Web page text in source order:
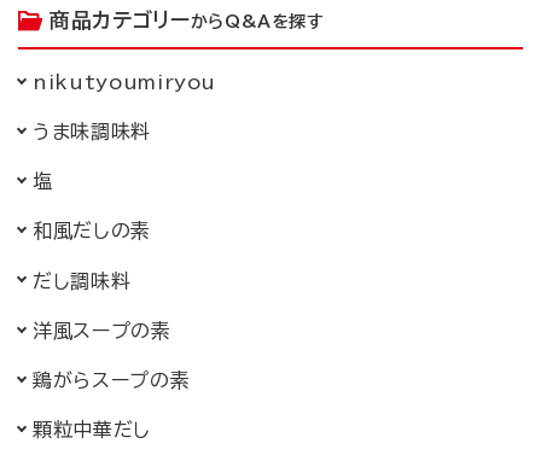
商品カテゴリーからQ&Aを探す
nikutyoumiryou
うま味調味料
塩
和風だしの素
だし調味料
洋風スープの素
鶏がらスープの素
顆粒中華だし